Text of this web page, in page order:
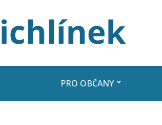
PRO OBČANY